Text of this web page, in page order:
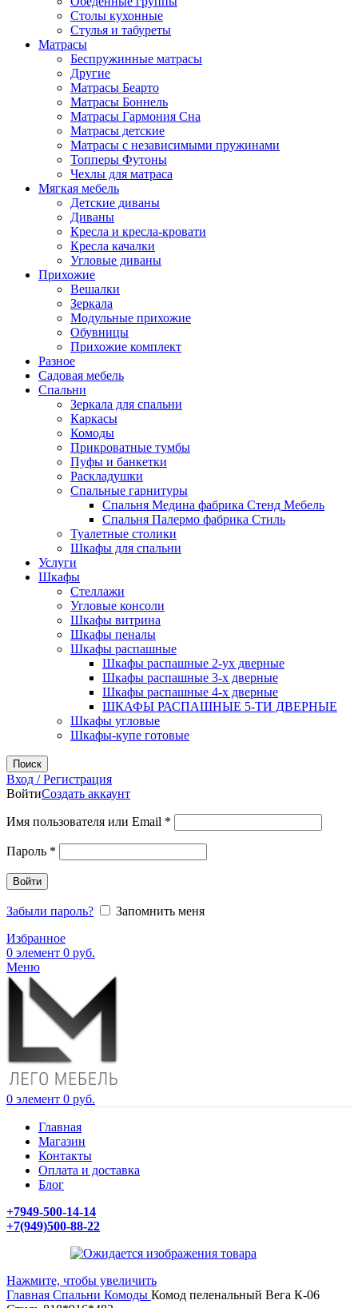
Столы кухонные
Стулья и табуреты
Матрасы
Беспружинные матрасы
Другие
Матрасы Беарто
Матрасы Боннель
Матрасы Гармония Сна
Матрасы детские
Матрасы с независимыми пружинами
Топперы Футоны
Чехлы для матраса
Мягкая мебель
Детские диваны
Диваны
Кресла и кресла-кровати
Кресла качалки
Угловые диваны
Прихожие
Вешалки
Зеркала
Модульные прихожие
Обувницы
Прихожие комплект
Разное
Садовая мебель
Спальни
Зеркала для спальни
Каркасы
Комоды
Прикроватные тумбы
Пуфы и банкетки
Раскладушки
Спальные гарнитуры
Спальня Медина фабрика Стенд Мебель
Спальня Палермо фабрика Стиль
Туалетные столики
Шкафы для спальни
Услуги
Шкафы
Стеллажи
Угловые консоли
Шкафы витрина
Шкафы пеналы
Шкафы распашные
Шкафы распашные 2-ух дверные
Шкафы распашные 3-х дверные
Шкафы распашные 4-х дверные
ШКАФЫ РАСПАШНЫЕ 5-ТИ ДВЕРНЫЕ
Шкафы угловые
Шкафы-купе готовые
Поиск
Вход / Регистрация
ВойтиСоздать аккаунт
Имя пользователя или Email *
Пароль *
Войти
Забыли пароль?
Запомнить меня
Избранное
0 элемент 0 руб.
Меню
0 элемент 0 руб.
Главная
Магазин
Контакты
Оплата и доставка
Блог
+7949-500-14-14
+7(949)500-88-22
Нажмите, чтобы увеличить
Главная Спальни Комоды Комод пеленальный Вега К-06